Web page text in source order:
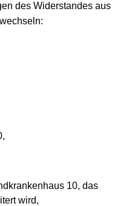
des Widerstandes aus
10, das
wird,